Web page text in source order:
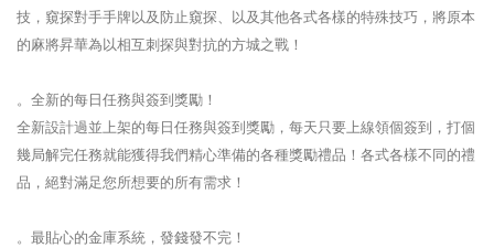
技，窺探對手手牌以及防止窺探、以及其他各式各樣的特殊技巧，將原本
的麻將昇華為以相互刺探與對抗的方城之戰！
。全新的每日任務與簽到獎勵！
全新設計過並上架的每日任務與簽到獎勵，每天只要上線領個簽到，打個
幾局解完任務就能獲得我們精心準備的各種獎勵禮品！各式各樣不同的禮
品，絕對滿足您所想要的所有需求！
。最貼心的金庫系統，發錢發不完！